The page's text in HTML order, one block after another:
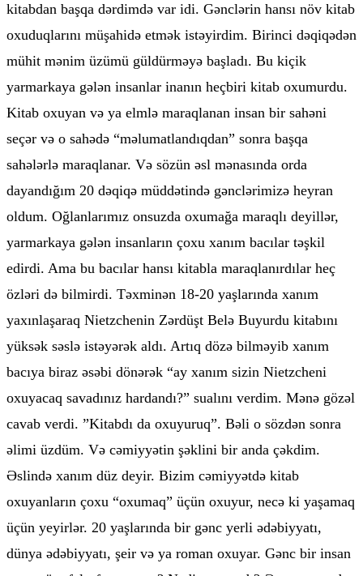
kitabdan başqa dərdimdə var idi. Gənclərin hansı növ kitab
oxuduqlarını müşahidə etmək istəyirdim. Birinci dəqiqədən
mühit mənim üzümü güldürməyə başladı. Bu kiçik
yarmarkaya gələn insanlar inanın heçbiri kitab oxumurdu.
Kitab oxuyan və ya elmlə maraqlanan insan bir sahəni
seçər və o sahədə “məlumatlandıqdan” sonra başqa
sahələrlə maraqlanar. Və sözün əsl mənasında orda
dayandığım 20 dəqiqə müddətində gənclərimizə heyran
oldum. Oğlanlarımız onsuzda oxumağa maraqlı deyillər,
yarmarkaya gələn insanların çoxu xanım bacılar təşkil
edirdi. Ama bu bacılar hansı kitabla maraqlanırdılar heç
özləri də bilmirdi. Təxminən 18-20 yaşlarında xanım
yaxınlaşaraq Nietzchenin Zərdüşt Belə Buyurdu kitabını
yüksək səslə istəyərək aldı. Artıq dözə bilməyib xanım
bacıya biraz əsəbi dönərək “ay xanım sizin Nietzcheni
oxuyacaq savadınız hardandı?” sualını verdim. Mənə gözəl
cavab verdi. ”Kitabdı da oxuyuruq”. Bəli o sözdən sonra
əlimi üzdüm. Və cəmiyyətin şəklini bir anda çəkdim.
Əslində xanım düz deyir. Bizim cəmiyyətdə kitab
oxuyanların çoxu “oxumaq” üçün oxuyur, necə ki yaşamaq
üçün yeyirlər. 20 yaşlarında bir gənc yerli ədəbiyyatı,
dünya ədəbiyyatı, şeir və ya roman oxuyar. Gənc bir insan